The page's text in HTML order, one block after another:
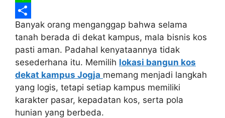
o
o
k
e
r
s
A
p
p
a
i
l
e
l
e
g
r
a
m
L
i
n
e
S
h
a
r
e
Banyak orang menganggap bahwa selama
tanah berada di dekat kampus, mala bisnis kos
pasti aman. Padahal kenyataannya tidak
sesederhana itu. Memilih lokasi bangun kos
dekat kampus Jogja memang menjadi langkah
yang logis, tetapi setiap kampus memiliki
karakter pasar, kepadatan kos, serta pola
hunian yang berbeda.